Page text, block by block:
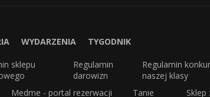
WYDARZENIA TYGODNIK
sklepu
Regulamin
darowizn
Regulamin
naszej klasy
Medme - portal rezerwacji Tanie